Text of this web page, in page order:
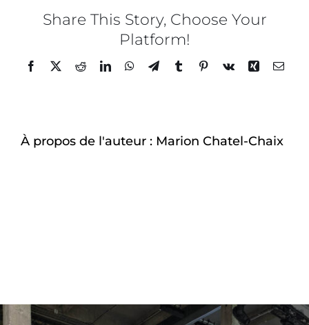
–
TOKYO
–
Share This Story, Choose Your
Platform!
Facebook
TwitterRedditLinkedInWhatsApp
TelegramTumblrPinterest
Vk Xing Email
À propos de l'auteur : Marion Chatel-Chaix